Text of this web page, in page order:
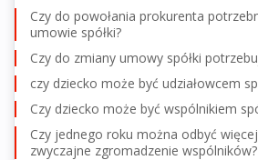
Czy do powołania prokurenta
umowie spółki?
Czy do zmiany umowy spółki
czy dziecko może być udziałowcem
Czy dziecko może być wspólnikiem
Czy jednego roku można odbyć
zwyczajne zgromadzenie wspólników?